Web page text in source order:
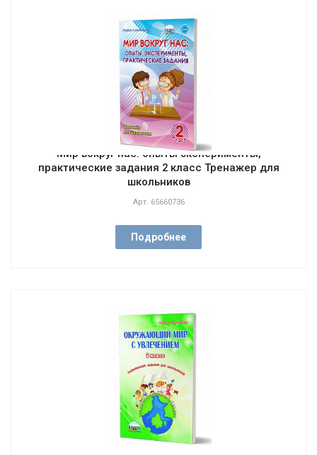
Мир вокруг нас: опыты эксперименты,
практические задания 2 класс Тренажер для
школьников
Арт. 65660736
Подробнее